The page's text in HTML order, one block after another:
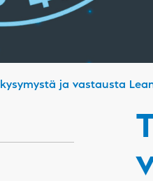
kysymystä ja vastausta